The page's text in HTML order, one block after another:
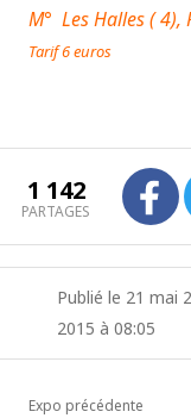
M° Les Halles ( 4),
Tarif 6 euros
1 142
PARTAGES
Publié le 21 mai
2015 à 08:05
Expo précédente